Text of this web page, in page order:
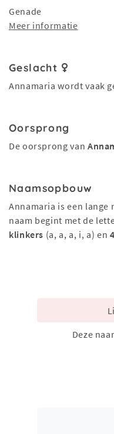
Genade
Meer informatie
Geslacht
Annamaria wordt vaak
Oorsprong
De oorsprong van
Naamsopbouw
Annamaria is een lange
naam begint met de
klinkers (a, a, a, i, a) en
Deze